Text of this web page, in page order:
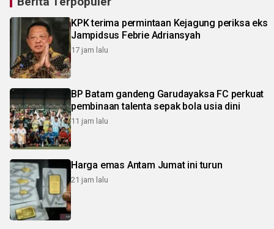
KPK terima permintaan Kejagung periksa eks
Jampidsus Febrie Adriansyah
17 jam lalu
BP Batam gandeng Garudayaksa FC perkuat
pembinaan talenta sepak bola usia dini
11 jam lalu
Harga emas Antam Jumat ini turun
21 jam lalu